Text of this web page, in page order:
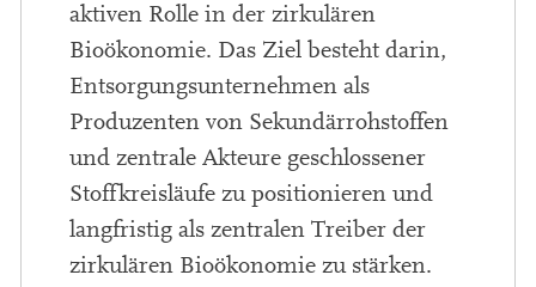
aktiven Rolle in der zirkulären
Bioökonomie. Das Ziel besteht darin,
Entsorgungsunternehmen als
Produzenten von Sekundärrohstoffen
und zentrale Akteure geschlossener
Stoffkreisläufe zu positionieren und
langfristig als zentralen Treiber der
zirkulären Bioökonomie zu stärken.